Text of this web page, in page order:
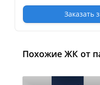
Заказать
Похожие ЖК от